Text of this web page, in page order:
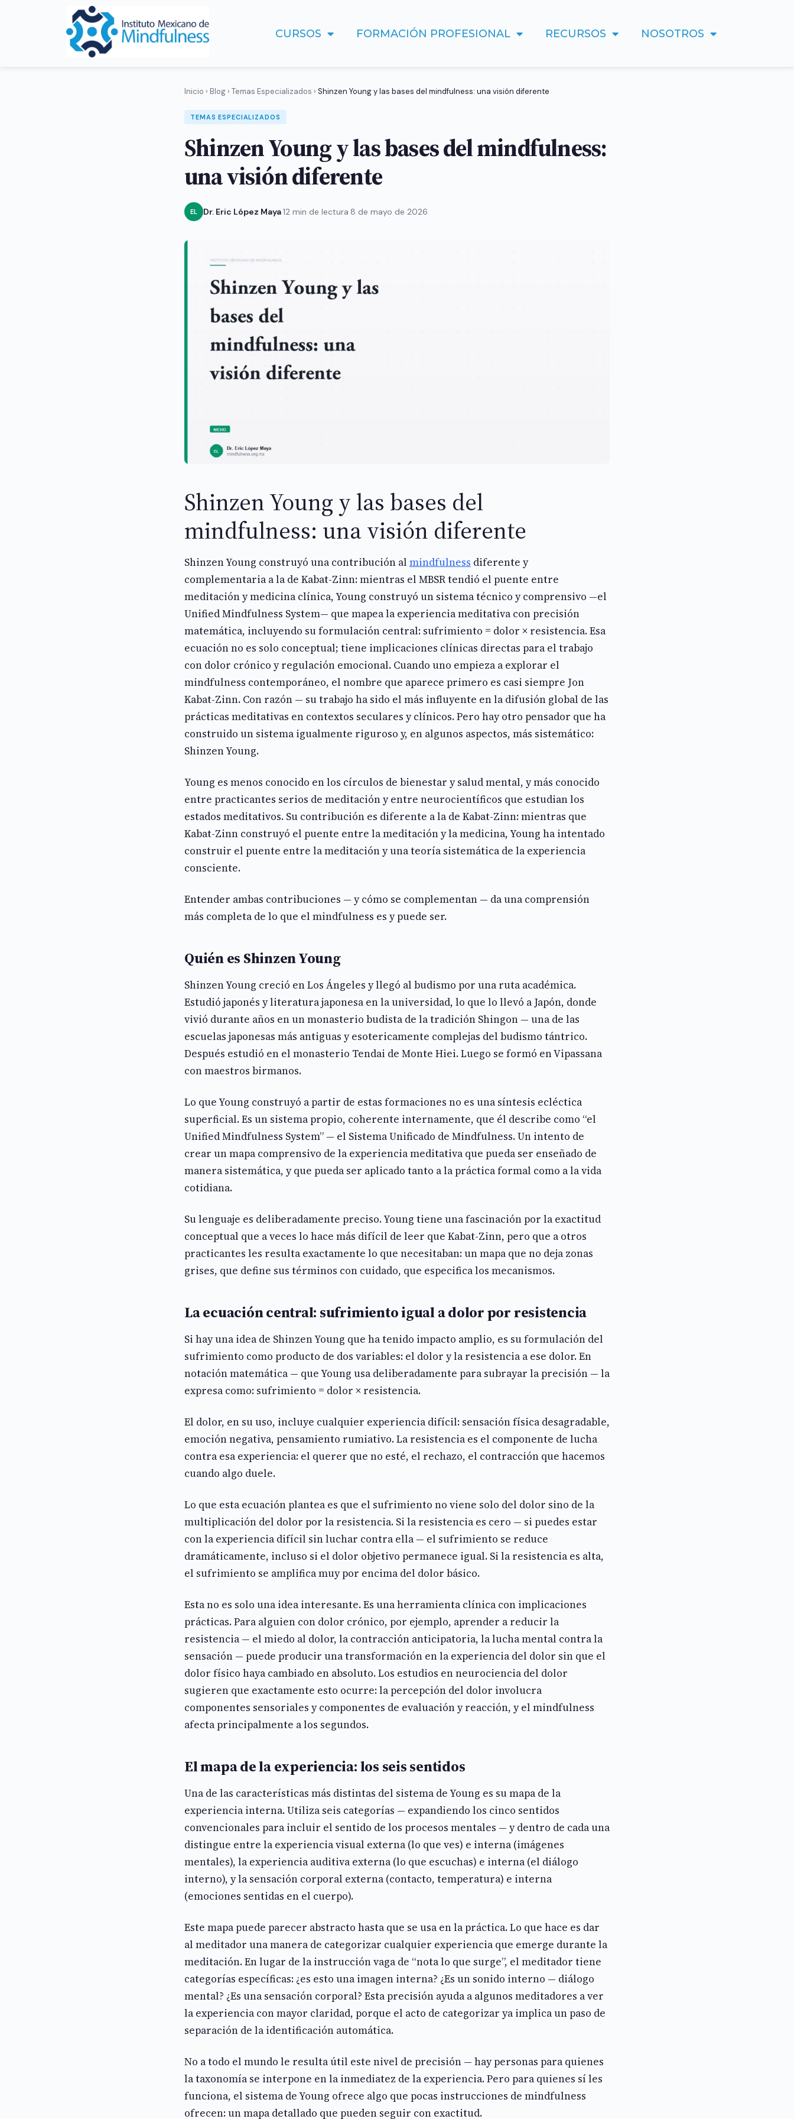
CURSOS FORMACIÓN PROFESIONAL RECURSOS NOSOTROS
Inicio › Blog › Temas Especializados › Shinzen Young y las bases del mindfulness: una visión diferente
TEMAS ESPECIALIZADOS
Shinzen Young y las bases del mindfulness:
una visión diferente
EL Dr. Eric López Maya12 min de lectura 8 de mayo de 2026
Shinzen Young y las bases del
mindfulness: una visión diferente
Shinzen Young construyó una contribución al mindfulness diferente y
complementaria a la de Kabat-Zinn: mientras el MBSR tendió el puente entre
meditación y medicina clínica, Young construyó un sistema técnico y comprensivo —el
Unified Mindfulness System— que mapea la experiencia meditativa con precisión
matemática, incluyendo su formulación central: sufrimiento = dolor × resistencia. Esa
ecuación no es solo conceptual; tiene implicaciones clínicas directas para el trabajo
con dolor crónico y regulación emocional. Cuando uno empieza a explorar el
mindfulness contemporáneo, el nombre que aparece primero es casi siempre Jon
Kabat-Zinn. Con razón — su trabajo ha sido el más influyente en la difusión global de las
prácticas meditativas en contextos seculares y clínicos. Pero hay otro pensador que ha
construido un sistema igualmente riguroso y, en algunos aspectos, más sistemático:
Shinzen Young.
Young es menos conocido en los círculos de bienestar y salud mental, y más conocido
entre practicantes serios de meditación y entre neurocientíficos que estudian los
estados meditativos. Su contribución es diferente a la de Kabat-Zinn: mientras que
Kabat-Zinn construyó el puente entre la meditación y la medicina, Young ha intentado
construir el puente entre la meditación y una teoría sistemática de la experiencia
consciente.
Entender ambas contribuciones — y cómo se complementan — da una comprensión
más completa de lo que el mindfulness es y puede ser.
Quién es Shinzen Young
Shinzen Young creció en Los Ángeles y llegó al budismo por una ruta académica.
Estudió japonés y literatura japonesa en la universidad, lo que lo llevó a Japón, donde
vivió durante años en un monasterio budista de la tradición Shingon — una de las
escuelas japonesas más antiguas y esotericamente complejas del budismo tántrico.
Después estudió en el monasterio Tendai de Monte Hiei. Luego se formó en Vipassana
con maestros birmanos.
Lo que Young construyó a partir de estas formaciones no es una síntesis ecléctica
superficial. Es un sistema propio, coherente internamente, que él describe como “el
Unified Mindfulness System” — el Sistema Unificado de Mindfulness. Un intento de
crear un mapa comprensivo de la experiencia meditativa que pueda ser enseñado de
manera sistemática, y que pueda ser aplicado tanto a la práctica formal como a la vida
cotidiana.
Su lenguaje es deliberadamente preciso. Young tiene una fascinación por la exactitud
conceptual que a veces lo hace más difícil de leer que Kabat-Zinn, pero que a otros
practicantes les resulta exactamente lo que necesitaban: un mapa que no deja zonas
grises, que define sus términos con cuidado, que especifica los mecanismos.
La ecuación central: sufrimiento igual a dolor por resistencia
Si hay una idea de Shinzen Young que ha tenido impacto amplio, es su formulación del
sufrimiento como producto de dos variables: el dolor y la resistencia a ese dolor. En
notación matemática — que Young usa deliberadamente para subrayar la precisión — la
expresa como: sufrimiento = dolor × resistencia.
El dolor, en su uso, incluye cualquier experiencia difícil: sensación física desagradable,
emoción negativa, pensamiento rumiativo. La resistencia es el componente de lucha
contra esa experiencia: el querer que no esté, el rechazo, el contracción que hacemos
cuando algo duele.
Lo que esta ecuación plantea es que el sufrimiento no viene solo del dolor sino de la
multiplicación del dolor por la resistencia. Si la resistencia es cero — si puedes estar
con la experiencia difícil sin luchar contra ella — el sufrimiento se reduce
dramáticamente, incluso si el dolor objetivo permanece igual. Si la resistencia es alta,
el sufrimiento se amplifica muy por encima del dolor básico.
Esta no es solo una idea interesante. Es una herramienta clínica con implicaciones
prácticas. Para alguien con dolor crónico, por ejemplo, aprender a reducir la
resistencia — el miedo al dolor, la contracción anticipatoria, la lucha mental contra la
sensación — puede producir una transformación en la experiencia del dolor sin que el
dolor físico haya cambiado en absoluto. Los estudios en neurociencia del dolor
sugieren que exactamente esto ocurre: la percepción del dolor involucra
componentes sensoriales y componentes de evaluación y reacción, y el mindfulness
afecta principalmente a los segundos.
El mapa de la experiencia: los seis sentidos
Una de las características más distintas del sistema de Young es su mapa de la
experiencia interna. Utiliza seis categorías — expandiendo los cinco sentidos
convencionales para incluir el sentido de los procesos mentales — y dentro de cada una
distingue entre la experiencia visual externa (lo que ves) e interna (imágenes
mentales), la experiencia auditiva externa (lo que escuchas) e interna (el diálogo
interno), y la sensación corporal externa (contacto, temperatura) e interna
(emociones sentidas en el cuerpo).
Este mapa puede parecer abstracto hasta que se usa en la práctica. Lo que hace es dar
al meditador una manera de categorizar cualquier experiencia que emerge durante la
meditación. En lugar de la instrucción vaga de “nota lo que surge”, el meditador tiene
categorías específicas: ¿es esto una imagen interna? ¿Es un sonido interno — diálogo
mental? ¿Es una sensación corporal? Esta precisión ayuda a algunos meditadores a ver
la experiencia con mayor claridad, porque el acto de categorizar ya implica un paso de
separación de la identificación automática.
No a todo el mundo le resulta útil este nivel de precisión — hay personas para quienes
la taxonomía se interpone en la inmediatez de la experiencia. Pero para quienes sí les
funciona, el sistema de Young ofrece algo que pocas instrucciones de mindfulness
ofrecen: un mapa detallado que pueden seguir con exactitud.